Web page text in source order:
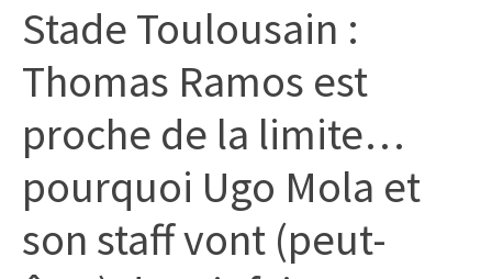
politique,
météo,
faits
et
citoyennes
Stade Toulousain :
Thomas Ramos est
proche de la limite…
pourquoi Ugo Mola et
son staff vont (peut-